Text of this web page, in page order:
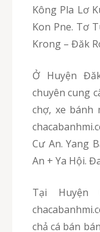
Kông Pla Lơ
Kon Pne. Tơ
Krong – Đăk
Ở Huyện Đăk Pơ của Gia Lai, chúng tôi
chuyên cung
chợ, xe bánh
Cư An. Yang
An + Ya Hội.
Tại Huyện Chư Prông của Gia Lai,
chả cá bán